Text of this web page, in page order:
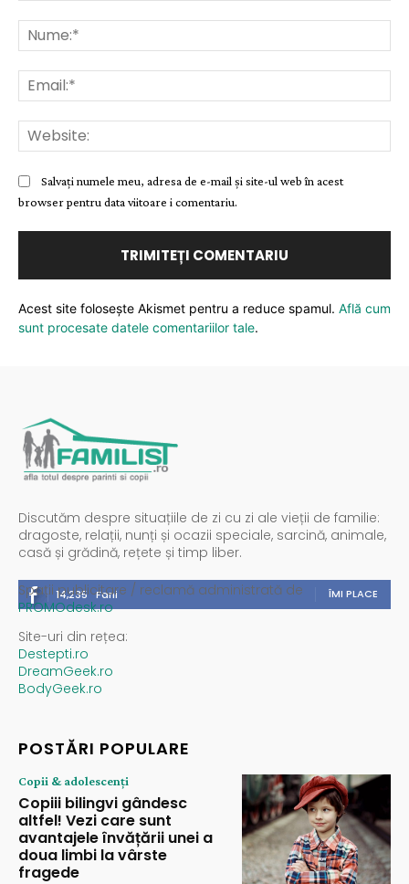
Salvați numele meu, adresa de e-mail și site-ul web în acest
browser pentru data viitoare i comentariu.
Acest site folosește Akismet pentru a reduce spamul. Află cum
sunt procesate datele comentariilor tale.
Discutăm despre situațiile de zi cu zi ale vieții de familie:
dragoste, relații, nunți și ocazii speciale, sarcină, animale,
casă și grădină, rețete și timp liber.
14,235 Fani ÎMI PLACE
Spații publicitare / reclamă administrată de
PROMOdesk.ro
Site-uri din rețea:
Destepti.ro
DreamGeek.ro
BodyGeek.ro
POSTĂRI POPULARE
Copii & adolescenți
Copiii bilingvi gândesc
altfel! Vezi care sunt
avantajele învățării unei a
doua limbi la vârste
fragede